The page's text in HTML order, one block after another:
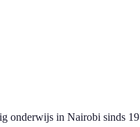
onderwijs in Nairobi sinds